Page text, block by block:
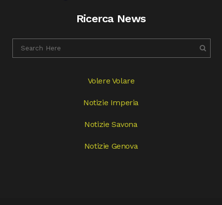
Ricerca News
Volere Volare
Notizie Imperia
Notizie Savona
Notizie Genova